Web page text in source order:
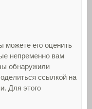
можете его оценить
непременно вам
обнаружили
ссылкой на
Для этого